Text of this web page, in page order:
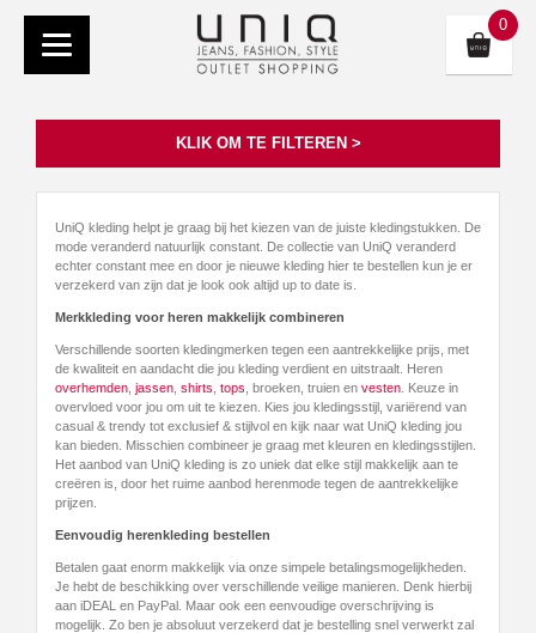
0
KLIK OM TE FILTEREN >
UniQ kleding helpt je graag bij het kiezen van de juiste kledingstukken. De
mode veranderd natuurlijk constant. De collectie van UniQ veranderd
echter constant mee en door je nieuwe kleding hier te bestellen kun je er
verzekerd van zijn dat je look ook altijd up to date is.
Merkkleding voor heren makkelijk combineren
Verschillende soorten kledingmerken tegen een aantrekkelijke prijs, met
de kwaliteit en aandacht die jou kleding verdient en uitstraalt. Heren
overhemden jassen shirts tops , broeken, truien en vesten . Keuze in
overvloed voor jou om uit te kiezen. Kies jou kledingsstijl, variërend van
casual & trendy tot exclusief & stijlvol en kijk naar wat UniQ kleding jou
kan bieden. Misschien combineer je graag met kleuren en kledingsstijlen.
Het aanbod van UniQ kleding is zo uniek dat elke stijl makkelijk aan te
creëren is, door het ruime aanbod herenmode tegen de aantrekkelijke
prijzen.
Eenvoudig herenkleding bestellen
Betalen gaat enorm makkelijk via onze simpele betalingsmogelijkheden.
Je hebt de beschikking over verschillende veilige manieren. Denk hierbij
aan iDEAL en PayPal. Maar ook een eenvoudige overschrijving is
mogelijk. Zo ben je absoluut verzekerd dat je bestelling snel verwerkt zal